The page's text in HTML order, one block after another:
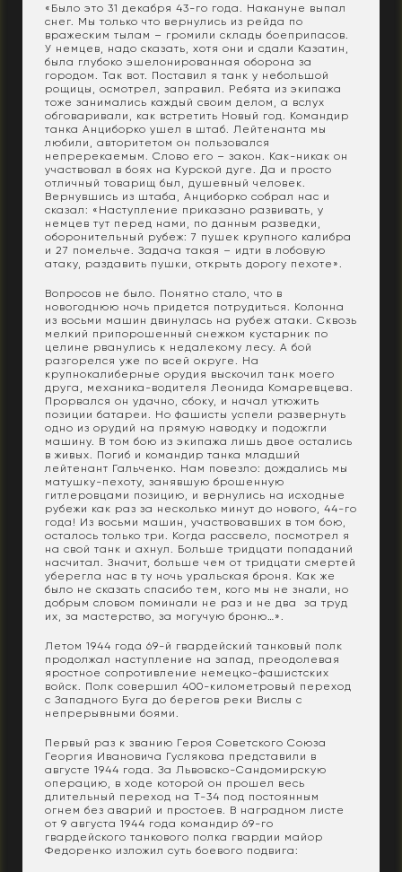
«Было это 31 декабря 43-го года. Накануне выпал
снег. Мы только что вернулись из рейда по
вражеским тылам – громили склады боеприпасов.
У немцев, надо сказать, хотя они и сдали Казатин,
была глубоко эшелонированная оборона за
городом. Так вот. Поставил я танк у небольшой
рощицы, осмотрел, заправил. Ребята из экипажа
тоже занимались каждый своим делом, а вслух
обговаривали, как встретить Новый год. Командир
танка Анциборко ушел в штаб. Лейтенанта мы
любили, авторитетом он пользовался
непререкаемым. Слово его – закон. Как-никак он
участвовал в боях на Курской дуге. Да и просто
отличный товарищ был, душевный человек.
Вернувшись из штаба, Анциборко собрал нас и
сказал: «Наступление приказано развивать, у
немцев тут перед нами, по данным разведки,
оборонительный рубеж: 7 пушек крупного калибра
и 27 помельче. Задача такая – идти в лобовую
атаку, раздавить пушки, открыть дорогу пехоте».
Вопросов не было. Понятно стало, что в
новогоднюю ночь придется потрудиться. Колонна
из восьми машин двинулась на рубеж атаки. Сквозь
мелкий припорошенный снежком кустарник по
целине рванулись к недалекому лесу. А бой
разгорелся уже по всей округе. На
крупнокалиберные орудия выскочил танк моего
друга, механика-водителя Леонида Комаревцева.
Прорвался он удачно, сбоку, и начал утюжить
позиции батареи. Но фашисты успели развернуть
одно из орудий на прямую наводку и подожгли
машину. В том бою из экипажа лишь двое остались
в живых. Погиб и командир танка младший
лейтенант Гальченко. Нам повезло: дождались мы
матушку-пехоту, занявшую брошенную
гитлеровцами позицию, и вернулись на исходные
рубежи как раз за несколько минут до нового, 44-го
года! Из восьми машин, участвовавших в том бою,
осталось только три. Когда рассвело, посмотрел я
на свой танк и ахнул. Больше тридцати попаданий
насчитал. Значит, больше чем от тридцати смертей
уберегла нас в ту ночь уральская броня. Как же
было не сказать спасибо тем, кого мы не знали, но
добрым словом поминали не раз и не два за труд
их, за мастерство, за могучую броню…».
Летом 1944 года 69-й гвардейский танковый полк
продолжал наступление на запад, преодолевая
яростное сопротивление немецко-фашистских
войск. Полк совершил 400-километровый переход
с Западного Буга до берегов реки Вислы с
непрерывными боями.
Первый раз к званию Героя Советского Союза
Георгия Ивановича Гуслякова представили в
августе 1944 года. За Львовско-Сандомирскую
операцию, в ходе которой он прошел весь
длительный переход на Т-34 под постоянным
огнем без аварий и простоев. В наградном листе
от 9 августа 1944 года командир 69-го
гвардейского танкового полка гвардии майор
Федоренко изложил суть боевого подвига: